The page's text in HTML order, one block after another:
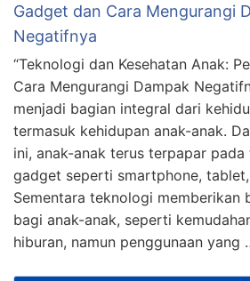
Gadget dan Cara Mengurangi
Negatifnya
“Teknologi dan Kesehatan Anak:
Cara Mengurangi Dampak
menjadi bagian integral dari
termasuk kehidupan anak-anak.
ini, anak-anak terus terpapar
gadget seperti smartphone,
Sementara teknologi memberikan
bagi anak-anak, seperti
hiburan, namun penggunaan yang